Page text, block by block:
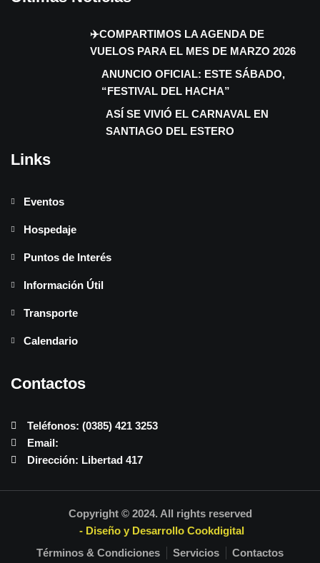
✈️COMPARTIMOS LA AGENDA DE
VUELOS PARA EL MES DE MARZO 2026
ANUNCIO OFICIAL: ESTE SÁBADO,
“FESTIVAL DEL HACHA”
ASÍ SE VIVIÓ EL CARNAVAL EN
SANTIAGO DEL ESTERO
Links
Eventos
Hospedaje
Puntos de Interés
Información Útil
Transporte
Calendario
Contactos
Teléfonos: (0385) 421 3253
Email:
Dirección: Libertad 417
Copyright © 2024. All rights reserved
- Diseño y Desarrollo Cookdigital
Términos & Condiciones
Servicios Contactos